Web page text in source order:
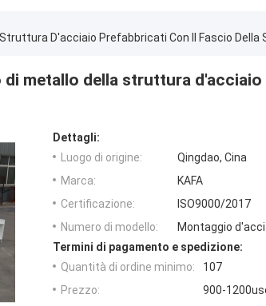
D'acciaio Prefabbricati Con Il Fascio Della
di metallo della struttura
Dettagli:
Luogo di origine:
Qingdao, Cina
Marca:
KAFA
Certificazione:
ISO9000/2017
Numero di modello:
Montaggio
Termini di pagamento e spedizione:
Quantità di ordine minimo:
107
Prezzo:
900-